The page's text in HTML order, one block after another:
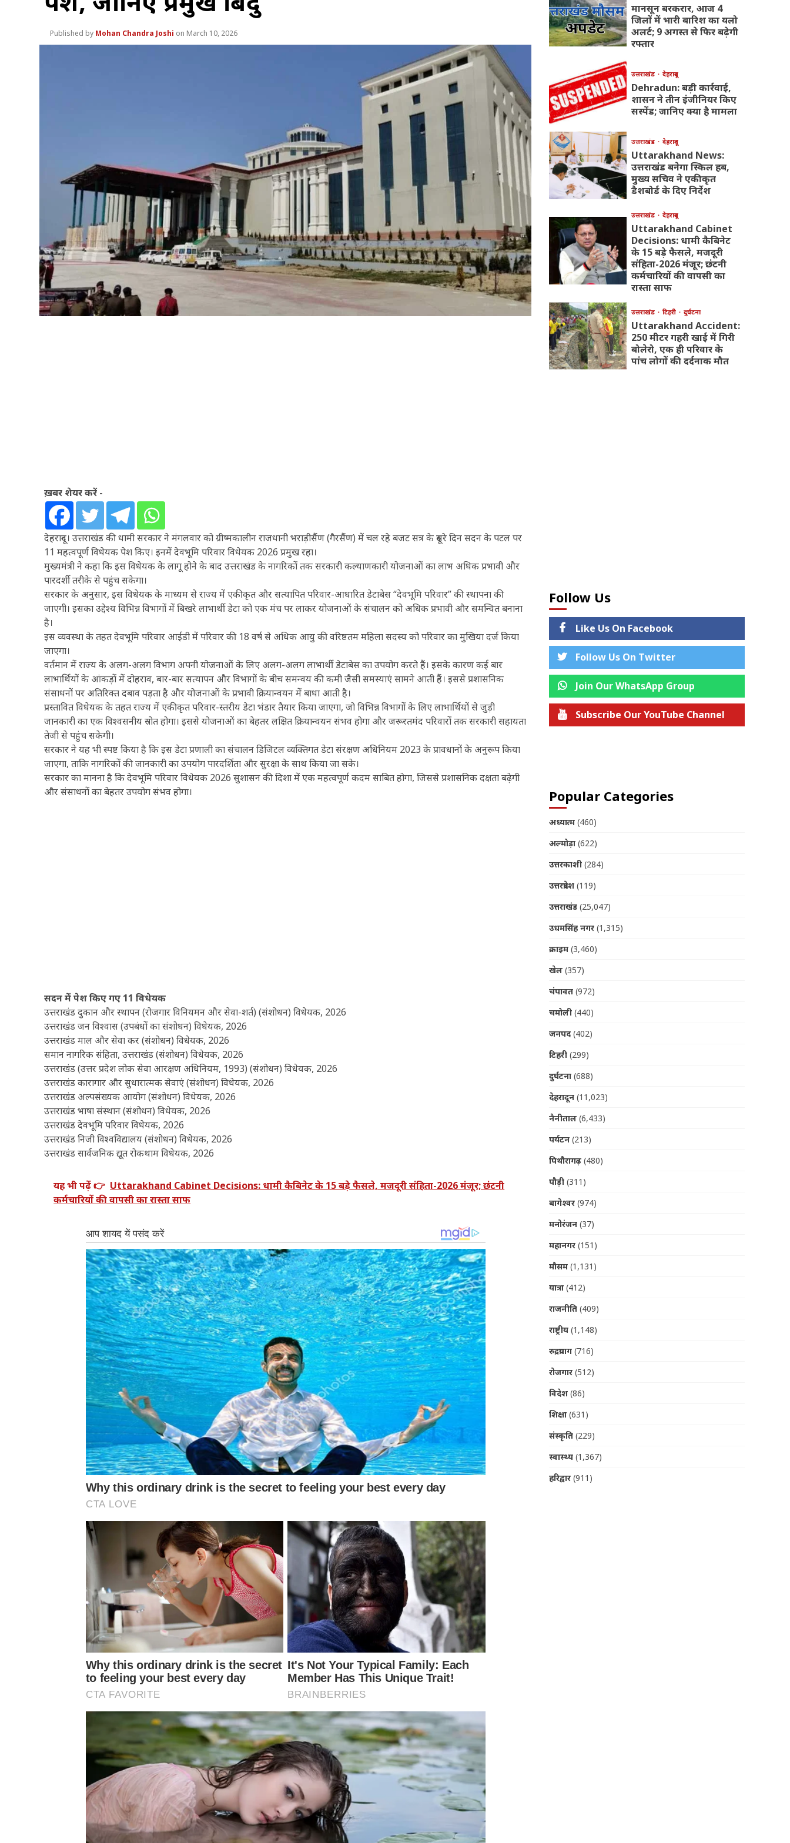
Mohan Chandra Joshi March 10, 2026
ख़बर शेयर करें -
देहरादून। उत्तराखंड की धामी सरकार ने मंगलवार को ग्रीष्मकालीन राजधानी भराड़ीसैंण (गैरसैंण) में चल रहे बजट सत्र के दूसरे दिन सदन के पटल पर
11 महत्वपूर्ण विधेयक पेश किए। इनमें देवभूमि परिवार विधेयक 2026 प्रमुख रहा।
मुख्यमंत्री ने कहा कि इस विधेयक के लागू होने के बाद उत्तराखंड के नागरिकों तक सरकारी कल्याणकारी योजनाओं का लाभ अधिक प्रभावी और
पारदर्शी तरीके से पहुंच सकेगा।
सरकार के अनुसार, इस विधेयक के माध्यम से राज्य में एकीकृत और सत्यापित परिवार-आधारित डेटाबेस “देवभूमि परिवार” की स्थापना की
जाएगी। इसका उद्देश्य विभिन्न विभागों में बिखरे लाभार्थी डेटा को एक मंच पर लाकर योजनाओं के संचालन को अधिक प्रभावी और समन्वित बनाना
है।
इस व्यवस्था के तहत देवभूमि परिवार आईडी में परिवार की 18 वर्ष से अधिक आयु की वरिष्ठतम महिला सदस्य को परिवार का मुखिया दर्ज किया
जाएगा।
वर्तमान में राज्य के अलग-अलग विभाग अपनी योजनाओं के लिए अलग-अलग लाभार्थी डेटाबेस का उपयोग करते हैं। इसके कारण कई बार
लाभार्थियों के आंकड़ों में दोहराव, बार-बार सत्यापन और विभागों के बीच समन्वय की कमी जैसी समस्याएं सामने आती हैं। इससे प्रशासनिक
संसाधनों पर अतिरिक्त दबाव पड़ता है और योजनाओं के प्रभावी क्रियान्वयन में बाधा आती है।
प्रस्तावित विधेयक के तहत राज्य में एकीकृत परिवार-स्तरीय डेटा भंडार तैयार किया जाएगा, जो विभिन्न विभागों के लिए लाभार्थियों से जुड़ी
जानकारी का एक विश्वसनीय स्रोत होगा। इससे योजनाओं का बेहतर लक्षित क्रियान्वयन संभव होगा और जरूरतमंद परिवारों तक सरकारी सहायता
तेजी से पहुंच सकेगी।
सरकार ने यह भी स्पष्ट किया है कि इस डेटा प्रणाली का संचालन डिजिटल व्यक्तिगत डेटा संरक्षण अधिनियम 2023 के प्रावधानों के अनुरूप किया
जाएगा, ताकि नागरिकों की जानकारी का उपयोग पारदर्शिता और सुरक्षा के साथ किया जा सके।
सरकार का मानना है कि देवभूमि परिवार विधेयक 2026 सुशासन की दिशा में एक महत्वपूर्ण कदम साबित होगा, जिससे प्रशासनिक दक्षता बढ़ेगी
और संसाधनों का बेहतर उपयोग संभव होगा।
सदन में पेश किए गए 11 विधेयक
उत्तराखंड दुकान और स्थापन (रोजगार विनियमन और सेवा-शर्त) (संशोधन) विधेयक, 2026
उत्तराखंड जन विश्वास (उपबंधों का संशोधन) विधेयक, 2026
उत्तराखंड माल और सेवा कर (संशोधन) विधेयक, 2026
समान नागरिक संहिता, उत्तराखंड (संशोधन) विधेयक, 2026
उत्तराखंड (उत्तर प्रदेश लोक सेवा आरक्षण अधिनियम, 1993) (संशोधन) विधेयक, 2026
उत्तराखंड कारागार और सुधारात्मक सेवाएं (संशोधन) विधेयक, 2026
उत्तराखंड अल्पसंख्यक आयोग (संशोधन) विधेयक, 2026
उत्तराखंड भाषा संस्थान (संशोधन) विधेयक, 2026
उत्तराखंड देवभूमि परिवार विधेयक, 2026
उत्तराखंड निजी विश्वविद्यालय (संशोधन) विधेयक, 2026
उत्तराखंड सार्वजनिक द्यूत रोकथाम विधेयक, 2026
यह भी पढ़ें 👉 Uttarakhand Cabinet Decisions: धामी कैबिनेट के 15 बड़े फैसले, मजदूरी संहिता-2026 मंजूर; छंटनी
कर्मचारियों की वापसी का रास्ता साफ
मानसून बरकरार, आज 4
जिलों में भारी बारिश का यलो
अलर्ट; 9 अगस्त से फिर बढ़ेगी
रफ्तार
उत्तराखंड देहरादून
Dehradun: बड़ी कार्रवाई,
शासन ने तीन इंजीनियर किए
सस्पेंड; जानिए क्या है मामला
उत्तराखंड देहरादून
Uttarakhand News:
उत्तराखंड बनेगा स्किल हब,
मुख्य सचिव ने एकीकृत
डैशबोर्ड के दिए निर्देश
उत्तराखंड देहरादून
Uttarakhand Cabinet
Decisions: धामी कैबिनेट
के 15 बड़े फैसले, मजदूरी
संहिता-2026 मंजूर; छंटनी
कर्मचारियों की वापसी का
रास्ता साफ
उत्तराखंड टिहरी दुर्घटना
Uttarakhand Accident:
250 मीटर गहरी खाई में गिरी
बोलेरो, एक ही परिवार के
पांच लोगों की दर्दनाक मौत
Follow Us
Like Us On Facebook
Follow Us On Twitter
Join Our WhatsApp Group
Subscribe Our YouTube Channel
Popular Categories
अध्यात्म(460)
अल्मोड़ा(622)
उत्तरकाशी(284)
उत्तरप्रदेश(119)
उत्तराखंड(25,047)
उधमसिंह नगर(1,315)
क्राइम(3,460)
खेल(357)
चंपावत(972)
चमोली(440)
जनपद(402)
टिहरी(299)
दुर्घटना(688)
देहरादून(11,023)
नैनीताल(6,433)
पर्यटन(213)
पिथौरागढ़(480)
पौड़ी(311)
बागेश्वर(974)
मनोरंजन(37)
महानगर(151)
मौसम(1,131)
यात्रा(412)
राजनीति(409)
राष्ट्रीय(1,148)
रुद्रप्रयाग(716)
रोजगार(512)
विदेश(86)
शिक्षा(631)
संस्कृति(229)
स्वास्थ्य(1,367)
हरिद्वार(911)